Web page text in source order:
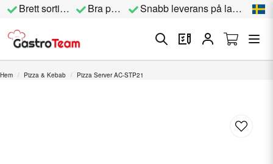
Brett sortiment Bra priser Snabb leverans på lagervara
Hem Pizza & Kebab Pizza Server AC-STP21